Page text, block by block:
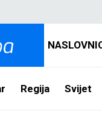
Regija Svijet